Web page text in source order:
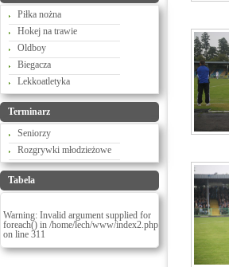
Piłka nożna
Hokej na trawie
Oldboy
Biegacza
Lekkoatletyka
Terminarz
Seniorzy
Rozgrywki młodzieżowe
Tabela
Warning: Invalid argument supplied for
foreach() in /home/lech/www/index2.php
on line 311